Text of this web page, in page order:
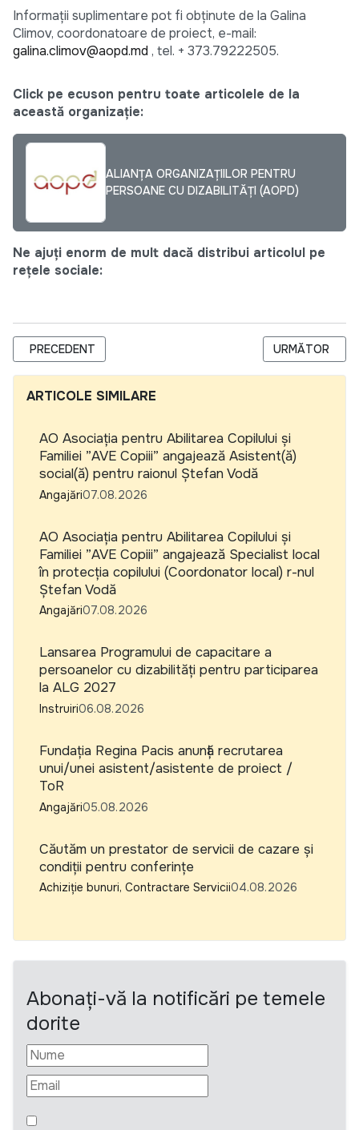
Informații suplimentare pot fi obținute de la Galina
Climov, coordonatoare de proiect, e-mail:
galina.climov@aopd.md , tel. + 373.79222505.
Click pe ecuson pentru toate articolele de la
această organizație:
ALIANȚA ORGANIZAȚIILOR PENTRU
PERSOANE CU DIZABILITĂȚI (AOPD)
Ne ajuți enorm de mult dacă distribui articolul pe
rețele sociale:
ARTICOL PRECEDENT: EXPERTISE FRANCE - SERVICII DE
PRECEDENT ARTICOLUL
URMĂTOR
ARTICOLE SIMILARE
AO Asociația pentru Abilitarea Copilului și
Familiei ”AVE Copiii” angajează Asistent(ă)
social(ă) pentru raionul Ștefan Vodă
Angajări07.08.2026
AO Asociația pentru Abilitarea Copilului și
Familiei ”AVE Copiii” angajează Specialist local
în protecția copilului (Coordonator local) r-nul
Ștefan Vodă
Angajări07.08.2026
Lansarea Programului de capacitare a
persoanelor cu dizabilități pentru participarea
la ALG 2027
Instruiri06.08.2026
Fundația Regina Pacis anunță recrutarea
unui/unei asistent/asistente de proiect /
ToR
Angajări05.08.2026
Căutăm un prestator de servicii de cazare și
condiții pentru conferințe
Achiziție bunuri, Contractare Servicii04.08.2026
Abonați-vă la notificări pe temele
dorite